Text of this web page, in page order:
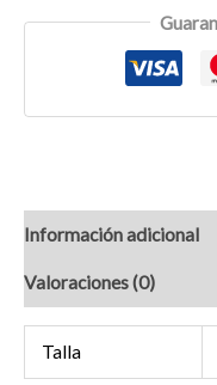
Información adicional
Valoraciones (0)
Talla